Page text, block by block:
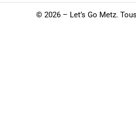
© 2026 – Let’s Go Metz.